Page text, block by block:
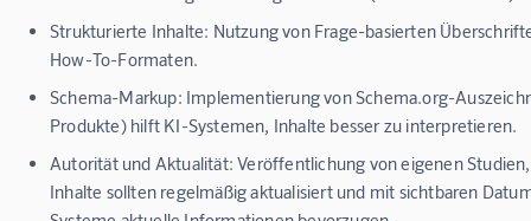
Strukturierte Inhalte: Nutzung von Frage-basierten
How-To-Formaten.
Schema-Markup: Implementierung von Schema.org-
Produkte) hilft KI-Systemen, Inhalte besser zu interpretieren.
Autorität und Aktualität: Veröffentlichung von eigenen
Inhalte sollten regelmäßig aktualisiert und mit sichtbaren